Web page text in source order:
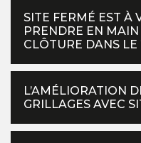
SITE FERMÉ EST À
PRENDRE EN
CLÔTURE DANS
L’AMÉLIORATION
GRILLAGES AVEC